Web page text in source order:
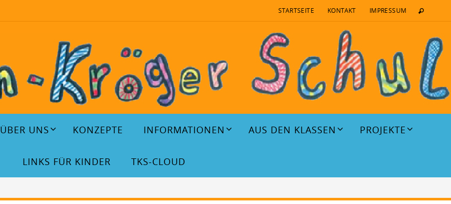
STARTSEITE KONTAKT IMPRESSUM
ÜBER UNS KONZEPTE INFORMATIONEN AUS DEN KLASSEN PROJEKTE
LINKS FÜR KINDER TKS-CLOUD